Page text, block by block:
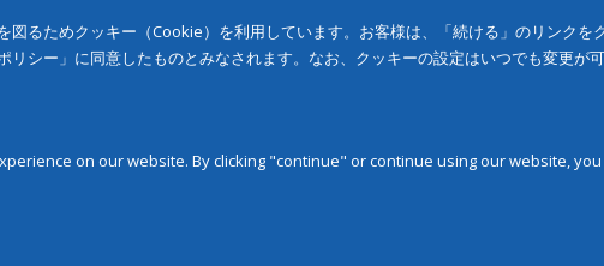
図るためクッキー（Cookie）を利用しています。お客様は、「続ける」のリンクを
リシー」に同意したものとみなされます。なお、クッキーの設定はいつでも変更が可
on our website. By clicking "continue" or continue using our website,